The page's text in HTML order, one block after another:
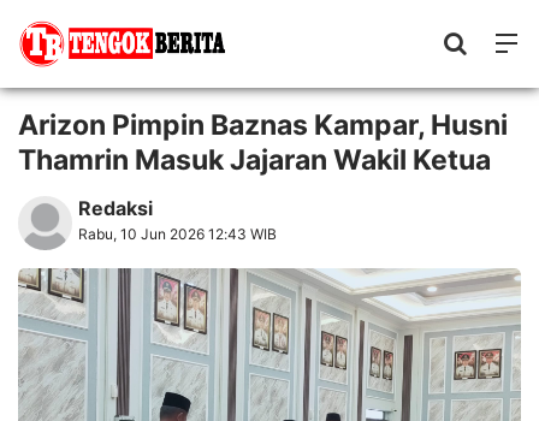
Arizon Pimpin Baznas Kampar, Husni
Thamrin Masuk Jajaran Wakil Ketua
Redaksi
Rabu, 10 Jun 2026 12:43 WIB